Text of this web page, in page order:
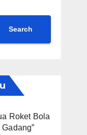
Search
Roket Bola